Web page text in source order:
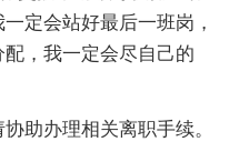
定会站好最后一班岗，
，我一定会尽自己的
助办理相关离职手续。